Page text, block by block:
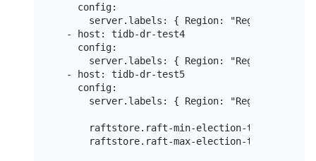
    config:
server.labels: { Region: "Region2", AZ:
  - host: tidb-dr-test4
    config:
server.labels: { Region: "Region2", AZ:
  - host: tidb-dr-test5
    config:
server.labels: { Region: "Region3", AZ:
raftstore.raft-min-election-timeout-
raftstore.raft-max-election-timeout-